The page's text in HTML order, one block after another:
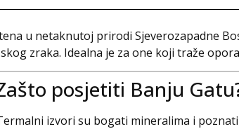
u netaknutoj prirodi Sjeverozapadne
zraka. Idealna je za one koji traže
posjetiti Banju
izvori su bogati mineralima i